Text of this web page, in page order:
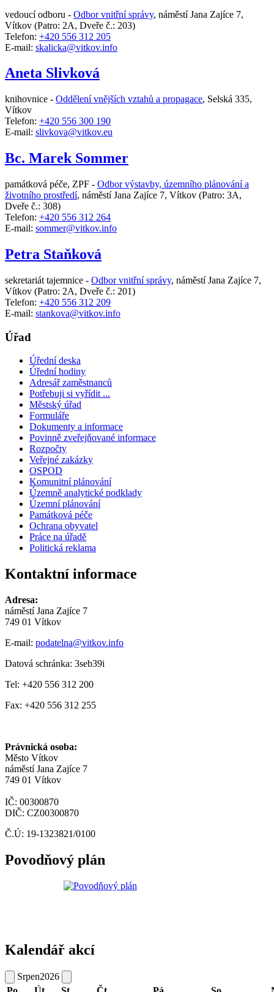
vedoucí odboru - Odbor vnitřní správy, náměstí Jana Zajíce 7,
Vítkov (Patro: 2A, Dveře č.: 203)
Telefon: +420 556 312 205
E-mail: skalicka@vitkov.info
Aneta Slivková
knihovnice - Oddělení vnějších vztahů a propagace, Selská 335,
Vítkov
Telefon: +420 556 300 190
E-mail: slivkova@vitkov.eu
Bc. Marek Sommer
památková péče, ZPF - Odbor výstavby, územního plánování a
životního prostředí, náměstí Jana Zajíce 7, Vítkov (Patro: 3A,
Dveře č.: 308)
Telefon: +420 556 312 264
E-mail: sommer@vitkov.info
Petra Staňková
sekretariát tajemnice - Odbor vnitřní správy, náměstí Jana Zajíce 7,
Vítkov (Patro: 2A, Dveře č.: 201)
Telefon: +420 556 312 209
E-mail: stankova@vitkov.info
Úřad
Úřední deska
Úřední hodiny
Adresář zaměstnanců
Potřebuji si vyřídit ...
Městský úřad
Formuláře
Dokumenty a informace
Povinně zveřejňované informace
Rozpočty
Veřejné zakázky
OSPOD
Komunitní plánování
Územně analytické podklady
Územní plánování
Památková péče
Ochrana obyvatel
Práce na úřadě
Politická reklama
Kontaktní informace
Adresa:
náměstí Jana Zajíce 7
749 01 Vítkov
E-mail: podatelna@vitkov.info
Datová schránka: 3seb39i
Tel: +420 556 312 200
Fax: +420 556 312 255
Právnická osoba:
Město Vítkov
náměstí Jana Zajíce 7
749 01 Vítkov
IČ: 00300870
DIČ: CZ00300870
Č.Ú: 19-1323821/0100
Povodňový plán
Kalendář akcí
Srpen2026